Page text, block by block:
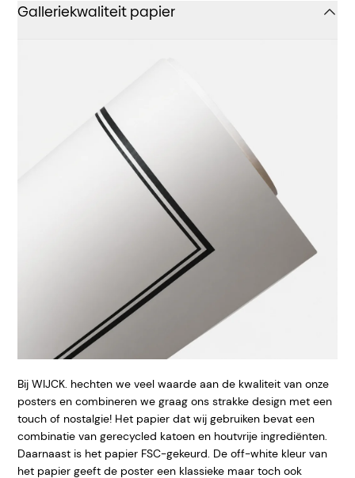
Galleriekwaliteit papier
Bij WIJCK. hechten we veel waarde aan de kwaliteit van onze
posters en combineren we graag ons strakke design met een
touch of nostalgie! Het papier dat wij gebruiken bevat een
combinatie van gerecycled katoen en houtvrije ingrediënten.
Daarnaast is het papier FSC-gekeurd. De off-white kleur van
het papier geeft de poster een klassieke maar toch ook